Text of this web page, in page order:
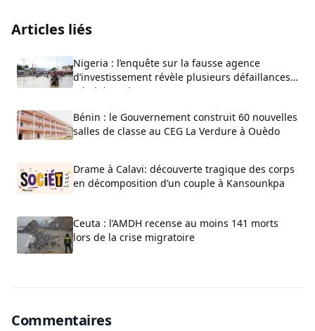
Articles liés
Nigeria : l’enquête sur la fausse agence
d’investissement révèle plusieurs défaillances
administratives
Bénin : le Gouvernement construit 60 nouvelles
salles de classe au CEG La Verdure à Ouèdo
Drame à Calavi: découverte tragique des corps
en décomposition d’un couple à Kansounkpa
Ceuta : l’AMDH recense au moins 141 morts
lors de la crise migratoire
Commentaires